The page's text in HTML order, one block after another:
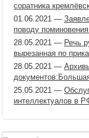
соратника
01.06.2021 —
поводу
28.05.2021 — Речь
вырезанная по
28.05.2021 —
25.05.2021 —
интеллектуалов в